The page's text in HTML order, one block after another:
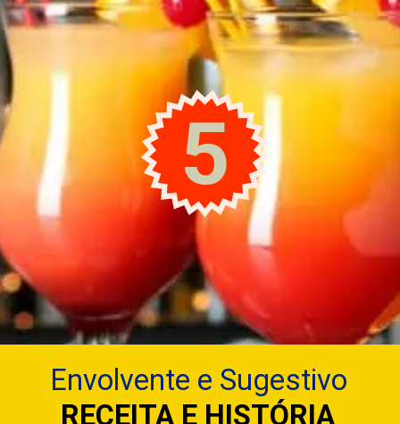
Envolvente e Sugestivo
RECEITA E HISTÓRIA
5